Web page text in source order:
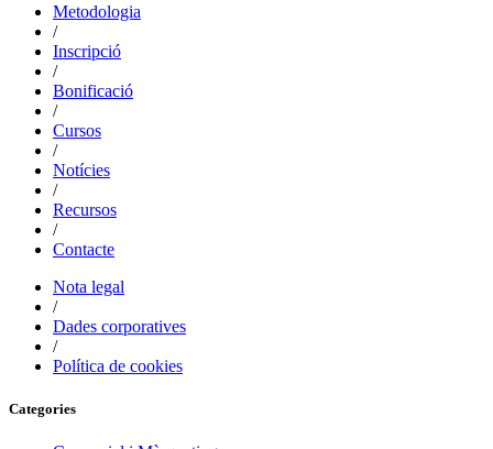
Metodologia
/
Inscripció
/
Bonificació
/
Cursos
/
Notícies
/
Recursos
/
Contacte
Nota legal
/
Dades corporatives
/
Política de cookies
Categories